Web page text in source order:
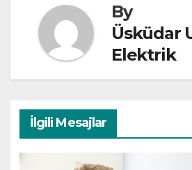
By
Üsküdar
Elektrik
İlgili Mesajlar